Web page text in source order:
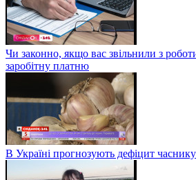
Чи законно, якщо вас звільнили з
заробітну платню
В Україні прогнозують дефіцит часнику